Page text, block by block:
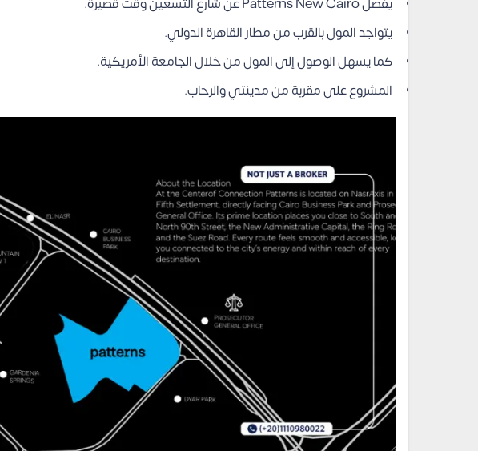
يتواجد المول بالقرب من مطار القاهرة الدولي.
كما يسهل الوصول إلى المول من خلال الجامعة الأمريكية.
المشروع على مقربة من مدينتي والرحاب.